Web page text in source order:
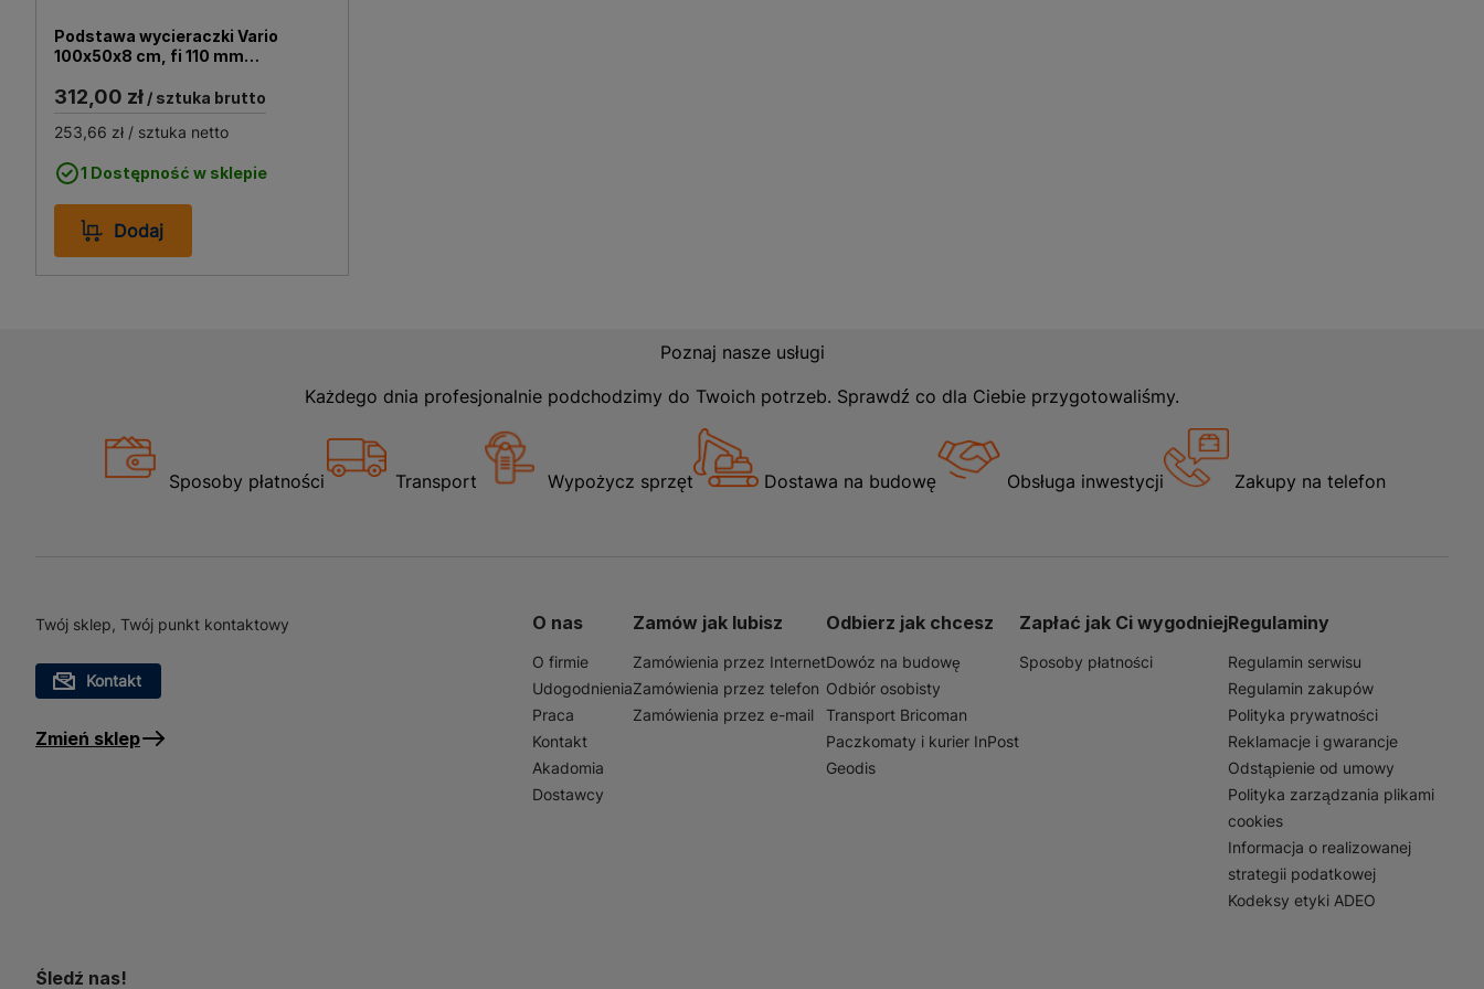
Podstawa wycieraczki Vario
100x50x8 cm, fi 110 mm
ACO
312,00 zł / sztuka brutto
253,66 zł / sztuka netto
1 Dostępność w sklepie
Dodaj
Poznaj nasze usługi
Każdego dnia profesjonalnie podchodzimy do Twoich potrzeb. Sprawdź co dla Ciebie przygotowaliśmy.
Sposoby płatności Transport Wypożycz sprzęt Dostawa na budowę Obsługa inwestycji Zakupy na telefon
Twój sklep, Twój punkt kontaktowy
Kontakt
Zmień sklep
O nas
O firmie
Udogodnienia
Praca
Kontakt
Akadomia
Dostawcy
Zamów jak lubisz
Zamówienia przez Internet
Zamówienia przez telefon
Zamówienia przez e-mail
Odbierz jak chcesz
Dowóz na budowę
Odbiór osobisty
Transport Bricoman
Paczkomaty i kurier InPost
Geodis
Zapłać jak Ci wygodniej
Sposoby płatności
Regulaminy
Regulamin serwisu
Regulamin zakupów
Polityka prywatności
Reklamacje i gwarancje
Odstąpienie od umowy
Polityka zarządzania plikami
cookies
Informacja o realizowanej
strategii podatkowej
Kodeksy etyki ADEO
Śledź nas!